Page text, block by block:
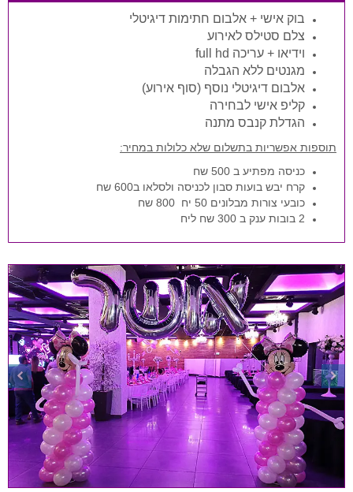
בוק אישי + אלבום חתימות דיגיטלי
צלם סטילס לאירוע
וידיאו + עריכה full hd
מגנטים ללא הגבלה
אלבום דיגיטלי נוסף (סוף אירוע)
קליפ אישי לבחירה
הגדלת קנבס מתנה
תוספות אפשריות בתשלום שלא כלולות במחיר:
כניסה מפתיע ב 500 שח
קרח יבש בועות סבון לכניסה ולסלאו ב600 שח
כובעי צורות מבלונים 50 יח 800 שח
2 בובות ענק ב 300 שח ליח